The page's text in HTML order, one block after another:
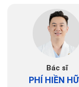
Bác sĩ
PHÍ HIỀN